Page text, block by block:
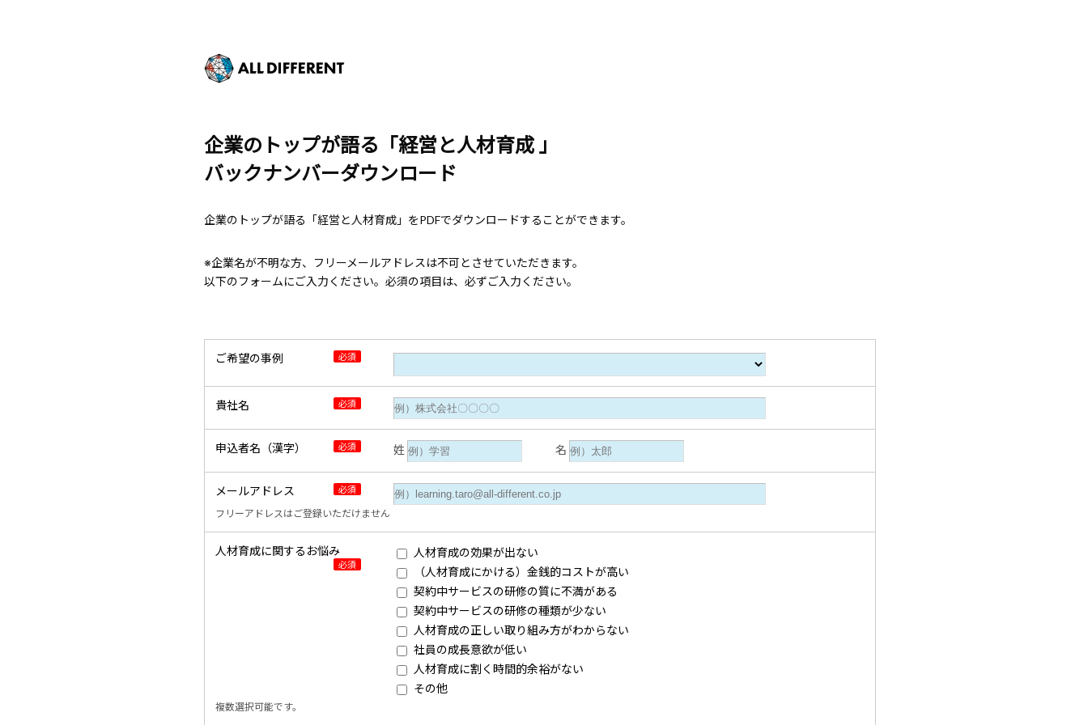
企業のトップが語る「経営と人材育成 」
バックナンバーダウンロード
企業のトップが語る「経営と人材育成」をPDFでダウンロードすることができます。
※企業名が不明な方、フリーメールアドレスは不可とさせていただきます。
以下のフォームにご入力ください。必須の項目は、必ずご入力ください。